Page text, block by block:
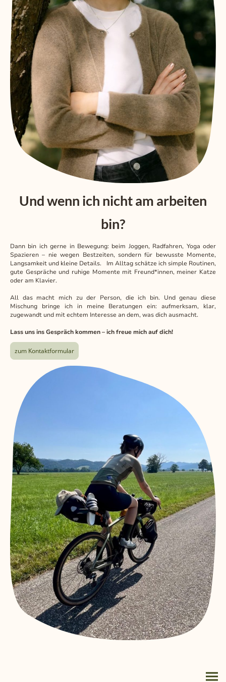
Dann bin ich gerne in Bewegung: beim Joggen, Radfahren, Yoga oder
Spazieren – nie wegen Bestzeiten, sondern für bewusste Momente,
Langsamkeit und kleine Details. Im Alltag schätze ich simple Routinen,
gute Gespräche und ruhige Momente mit Freund*innen, meiner Katze
oder am Klavier.
All das macht mich zu der Person, die ich bin. Und genau diese
Mischung bringe ich in meine Beratungen ein: aufmerksam, klar,
zugewandt und mit echtem Interesse an dem, was dich ausmacht.
Lass uns ins Gespräch kommen – ich freue mich auf dich!
Und wenn ich nicht am arbeiten
bin?
zum Kontaktformular